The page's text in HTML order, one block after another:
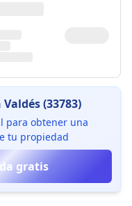
(33783)
para obtener una
tu propiedad
gratis